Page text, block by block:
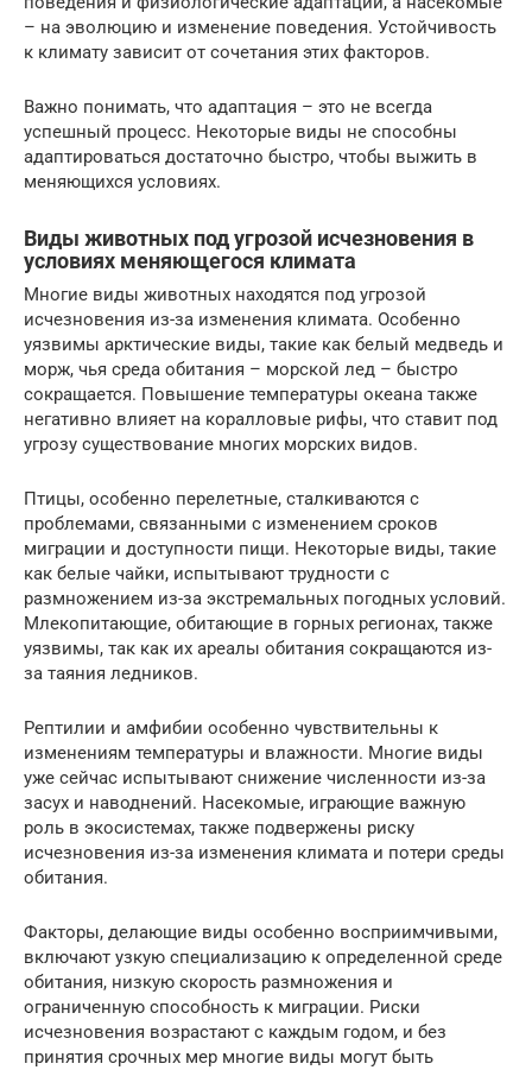
– на эволюцию и изменение поведения. Устойчивость
к климату зависит от сочетания этих факторов.
Важно понимать, что адаптация – это не всегда
успешный процесс. Некоторые виды не способны
адаптироваться достаточно быстро, чтобы выжить в
меняющихся условиях.
Виды животных под угрозой исчезновения в
условиях меняющегося климата
Многие виды животных находятся под угрозой
исчезновения из-за изменения климата. Особенно
уязвимы арктические виды, такие как белый медведь и
морж, чья среда обитания – морской лед – быстро
сокращается. Повышение температуры океана также
негативно влияет на коралловые рифы, что ставит под
угрозу существование многих морских видов.
Птицы, особенно перелетные, сталкиваются с
проблемами, связанными с изменением сроков
миграции и доступности пищи. Некоторые виды, такие
как белые чайки, испытывают трудности с
размножением из-за экстремальных погодных условий.
Млекопитающие, обитающие в горных регионах, также
уязвимы, так как их ареалы обитания сокращаются из-
за таяния ледников.
Рептилии и амфибии особенно чувствительны к
изменениям температуры и влажности. Многие виды
уже сейчас испытывают снижение численности из-за
засух и наводнений. Насекомые, играющие важную
роль в экосистемах, также подвержены риску
исчезновения из-за изменения климата и потери среды
обитания.
Факторы, делающие виды особенно восприимчивыми,
включают узкую специализацию к определенной среде
обитания, низкую скорость размножения и
ограниченную способность к миграции. Риски
исчезновения возрастают с каждым годом, и без
принятия срочных мер многие виды могут быть